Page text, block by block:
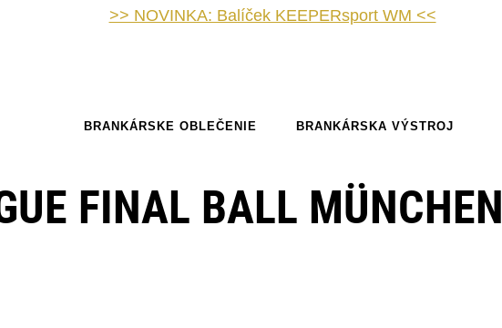
>> NOVINKA: Balíček KEEPERsport WM <<
BRANKÁRSKE OBLEČENIE BRANKÁRSKA VÝSTROJ
FINAL BALL MÜNCHEN